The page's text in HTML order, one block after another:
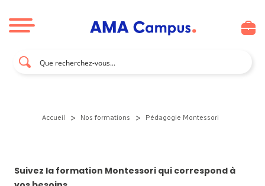
Accueil > Nos formations > Pédagogie Montessori
Suivez la formation Montessori qui correspond à